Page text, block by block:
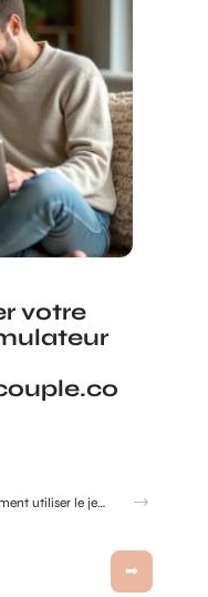
votre
Annonce, jeu concours, fidélité… comment utiliser le jeu à gratter personnalisé ?